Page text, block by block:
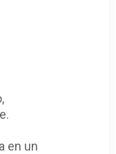
en un